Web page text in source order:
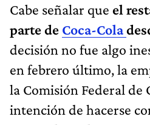
Cabe señalar que el
parte de Coca-Cola
decisión no fue algo
en febrero último, la
la Comisión Federal de
intención de hacerse